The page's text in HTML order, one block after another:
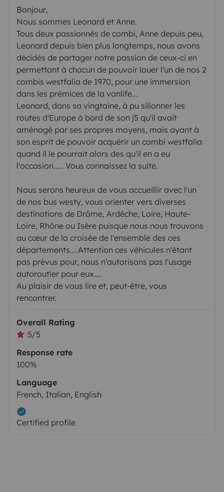
Bonjour,
Nous sommes Leonard et Anne.
Tous deux passionnés de combi, Anne depuis peu,
Leonard depuis bien plus longtemps, nous avons
décidés de partager notre passion de ceux-ci en
permettant à chacun de pouvoir louer l'un de nos 2
combis westfalia de 1970, pour une immersion
dans les prémices de la vanlife...
Leonard, dans sa vingtaine, à pu sillonner les
routes d'Europe à bord de son j5 qu'il avait
aménagé par ses propres moyens, mais ayant à
son esprit de pouvoir acquérir un combi westfalia
quand il le pourrait alors des qu'il en a eu
l'occasion..... Vous connaissez la suite.
Nous serons heureux de vous accueillir avec l'un
de nos bus westy, vous orienter vers diverses
destinations de Drôme, Ardèche, Loire, Haute-
Loire, Rhône ou Isère puisque nous nous trouvons
au cœur de la croisée de l'ensemble des ces
départements....Attention ces véhicules n'étant
pas prévus pour, nous n'autorisons pas l'usage
autoroutier pour eux....
Au plaisir de vous lire et, peut-être, vous
rencontrer.
Overall Rating
5/5
Response rate
100%
Language
French, Italian, English
Certified profile